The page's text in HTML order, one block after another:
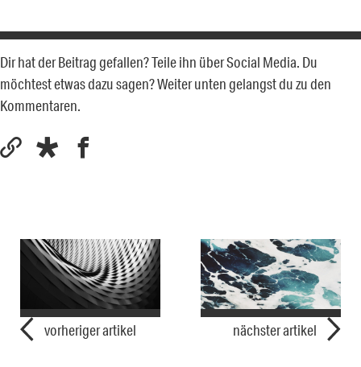
Dir hat der Beitrag gefallen? Teile ihn über Social Media. Du
möchtest etwas dazu sagen? Weiter unten gelangst du zu den
Kommentaren.
vorheriger artikel nächster artikel